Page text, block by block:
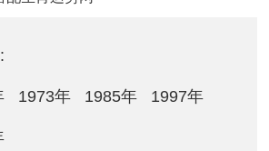
1973年 1985年 1997年